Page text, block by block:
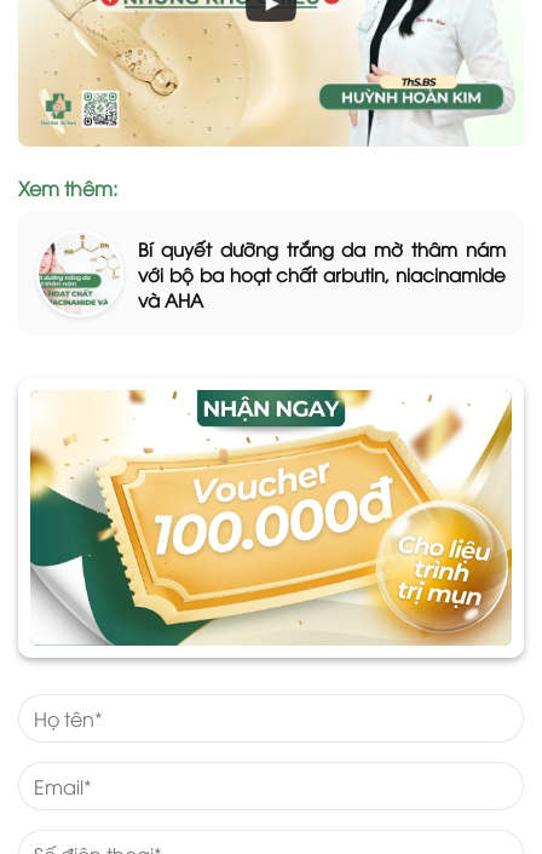
Xem thêm:
Bí quyết dưỡng trắng da mờ thâm nám
với bộ ba hoạt chất arbutin, niacinamide
và AHA